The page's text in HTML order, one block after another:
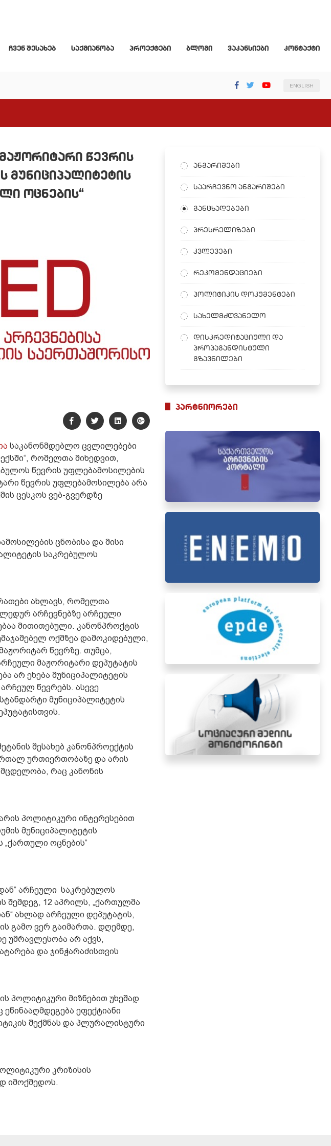
ჩვენ შესახებ საქმიანობა პროექტები ბლოგი ვაკანსიები კონტაქტი
ENGLISH
წევრის
მუნიციპალიტეტის
ოცნების“
საკანონმდებლო ცვლილებები
რომელთა მიხედვით,
წევრის უფლებამოსილების
წევრის უფლებამოსილება არა
ცესკოს ვებ-გვერდზე
ცნობისა და მისი
საკრებულოს
ახლავს, რომელთა
არჩევნებზე არჩეული
მითითებული. კანონპროქტის
ოქმზეა დამოკიდებული,
წევრზე. თუმცა,
მაჟორიტარი დეპუტატის
არ ეხება მუნიციპალიტეტის
წევრებს. ასევე
მუნიციპალიტეტის
შესახებ კანონპროექტის
ურთიერთობაზე და არის
რაც კანონის
პოლიტიკური ინტერესებით
მუნიციპალიტეტის
ოცნების“
არჩეული საკრებულოს
შემდეგ, 12 აპრილს, „ქართულმა
ახლად არჩეული დეპუტატის,
გამო ვერ გაიმართა. დღემდე,
უმრავლესობა არ აქვს,
და ჯინჭარაძისთვის
პოლიტიკური მიზნებით უხეშად
ეფექტიანი
შექმნას და პლურალისტური
კრიზისის
იმოქმედოს.
ანგარიშები
საარჩევნო ანგარიშები
განცხადებები
პრესრელიზები
კვლევები
რეკომენდაციები
პოლიტიკის დოკუმენტები
სახელმძღვანელო
დისკრედიტაციული და
პროპაგანდისტული
გზავნილები
პარტნიორები